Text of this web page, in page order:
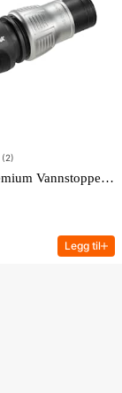
(2)
Gardena Premium Vannstopper 13 Mm (1/2") – 15 Mm (5/8")
Legg til